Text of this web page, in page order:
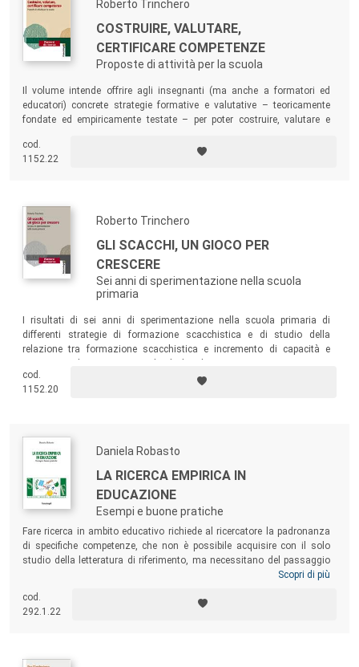
Roberto Trinchero
COSTRUIRE, VALUTARE,
CERTIFICARE COMPETENZE
Proposte di attività per la scuola
Il volume intende offrire agli insegnanti (ma anche a formatori ed
educatori) concrete strategie formative e valutative – teoricamente
fondate ed empiricamente testate – per poter costruire, valutare e
nazionale vigente.
cod.
1152.22
Roberto Trinchero
GLI SCACCHI, UN GIOCO PER
CRESCERE
Sei anni di sperimentazione nella scuola
primaria
I risultati di sei anni di sperimentazione nella scuola primaria di
differenti strategie di formazione scacchistica e di studio della
relazione tra formazione scacchistica e incremento di capacità e
cod.
1152.20
Daniela Robasto
LA RICERCA EMPIRICA IN
EDUCAZIONE
Esempi e buone pratiche
Fare ricerca in ambito educativo richiede al ricercatore la padronanza
di specifiche competenze, che non è possibile acquisire con il solo
studio della letteratura di riferimento, ma necessitano del passaggio
all’indagine sul campo. Il volume accompagna lo studioso alle prime
proprie di una ricerca scientifica.
Daniela Robasto
contratto per la didattica integrativa di Metodologia della ricerca
Scopri di più
cod.
292.1.22